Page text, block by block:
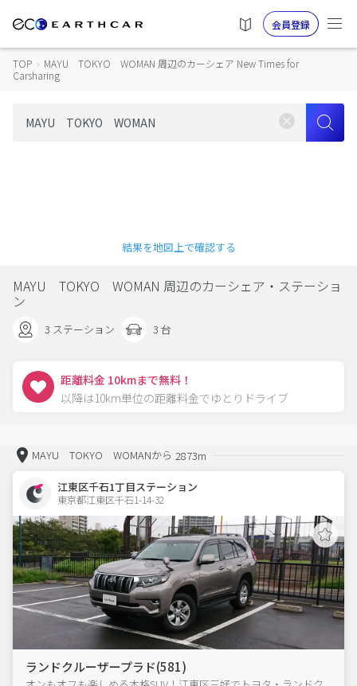
会員登録
TOP › MAYU TOKYO WOMAN 周辺のカーシェア New Times for
Carsharing
結果を地図上で確認する
MAYU TOKYO WOMAN 周辺のカーシェア・ステーショ
ン
3 ステーション 3 台
距離料金 10kmまで無料！
以降は10km単位の距離料金でゆとりドライブ
MAYU TOKYO WOMANから 2873m
江東区千石1丁目ステーション
東京都江東区千石1-14-32
ランドクルーザープラド(581)